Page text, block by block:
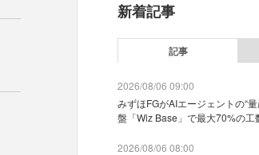
新着記事
記事
2026/08/06 09:00
みずほFGがAIエージェントの“
盤「Wiz Base」で最大70%の工
2026/08/06 08:00